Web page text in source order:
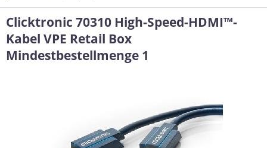
Clicktronic 70310 High-Speed-HDMI™-
Kabel VPE Retail Box
Mindestbestellmenge 1